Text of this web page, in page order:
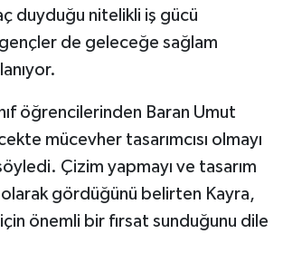
duyduğu nitelikli iş gücü
de geleceğe sağlam
öğrencilerinden Baran Umut
mücevher tasarımcısı olmayı
Çizim yapmayı ve tasarım
gördüğünü belirten Kayra,
önemli bir fırsat sunduğunu dile